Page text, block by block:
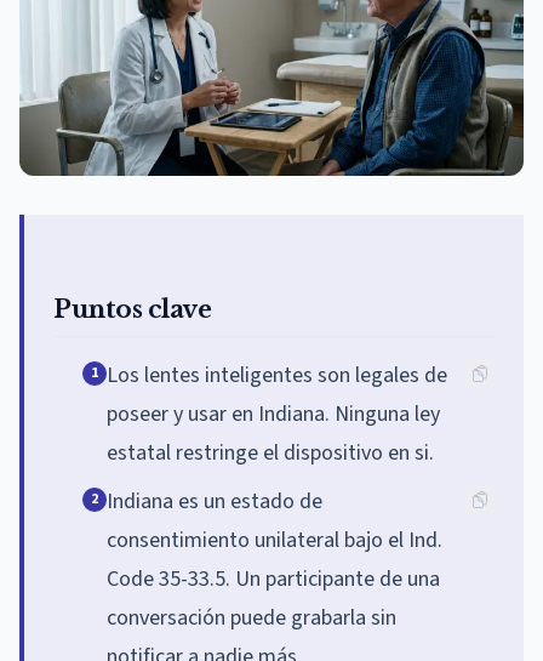
Puntos clave
1 Los lentes inteligentes son legales de
poseer y usar en Indiana. Ninguna ley
estatal restringe el dispositivo en si.
2 Indiana es un estado de
consentimiento unilateral bajo el Ind.
Code 35-33.5. Un participante de una
conversación puede grabarla sin